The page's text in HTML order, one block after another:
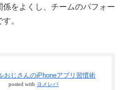
をよくし、チームのパフォー
。
おじさんのiPhoneアプリ習慣術
posted with ヨメレバ